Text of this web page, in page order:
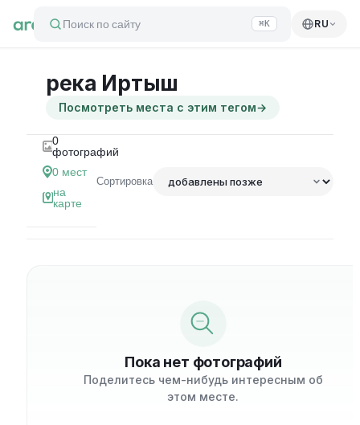
Поиск по сайту ⌘K RU
река Иртыш
Посмотреть места с этим тегом→
0
фотографий
0 мест
на
карте
Сортировка
Пока нет фотографий
Поделитесь чем-нибудь интересным об
этом месте.